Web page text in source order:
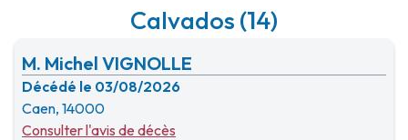
Calvados (14)
M. Michel VIGNOLLE
Décédé le 03/08/2026
Caen, 14000
Consulter l'avis de décès